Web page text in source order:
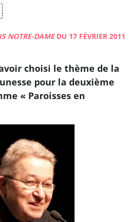
NOTRE-DAMEDU 17 FÉVRIER 2011
choisi le thème de la
pour la deuxième
« Paroisses en